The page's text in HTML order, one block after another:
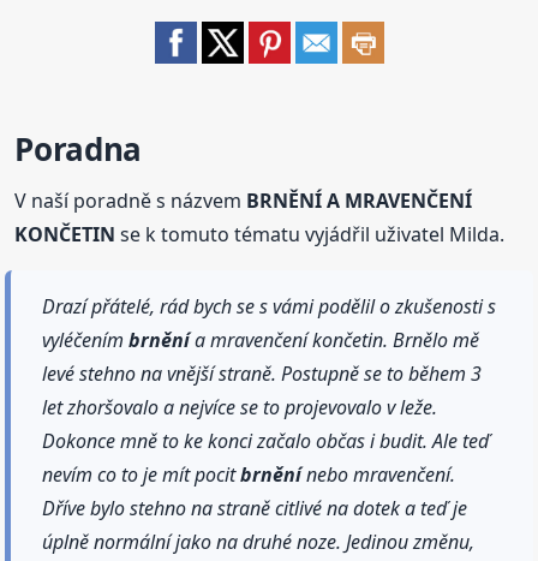
Poradna
V naší poradně s názvem BRNĚNÍ A MRAVENČENÍ
KONČETIN se k tomuto tématu vyjádřil uživatel Milda.
Drazí přátelé, rád bych se s vámi podělil o zkušenosti s
vyléčenímbrněnía mravenčení končetin. Brnělo mě
levé stehno na vnější straně. Postupně se to během 3
let zhoršovalo a nejvíce se to projevovalo v leže.
Dokonce mně to ke konci začalo občas i budit. Ale teď
nevím co to je mít pocitbrněnínebo mravenčení.
Dříve bylo stehno na straně citlivé na dotek a teď je
úplně normální jako na druhé noze. Jedinou změnu,